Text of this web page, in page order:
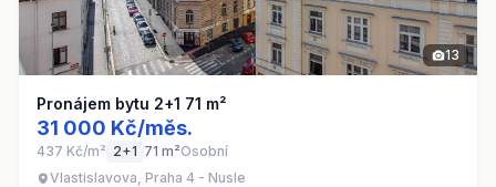
13
Pronájem bytu 2+1 71 m²
31 000 Kč/měs.
437 Kč/m² 2+1 71 m²Osobní
Vlastislavova, Praha 4 - Nusle